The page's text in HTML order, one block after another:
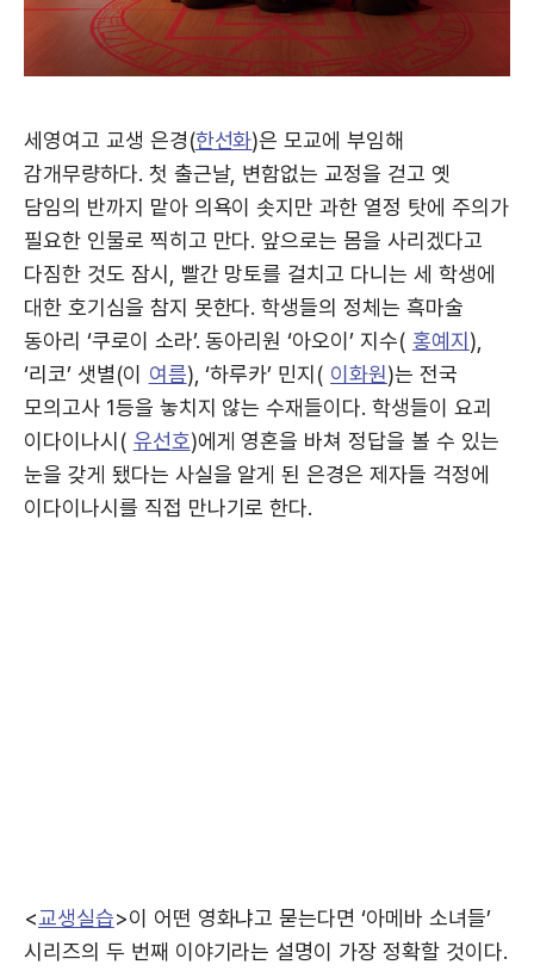
세영여고 교생 은경(한선화)은 모교에 부임해
감개무량하다. 첫 출근날, 변함없는 교정을 걷고 옛
담임의 반까지 맡아 의욕이 솟지만 과한 열정 탓에 주의가
필요한 인물로 찍히고 만다. 앞으로는 몸을 사리겠다고
다짐한 것도 잠시, 빨간 망토를 걸치고 다니는 세 학생에
대한 호기심을 참지 못한다. 학생들의 정체는 흑마술
동아리 ‘쿠로이 소라’. 동아리원 ‘아오이’ 지수( 홍예지 ),
‘리코’ 샛별(이
여름), ‘하루카’ 민지( 이화원)는 전국
모의고사 1등을 놓치지 않는 수재들이다. 학생들이 요괴
이다이나시( 유선호)에게 영혼을 바쳐 정답을 볼 수 있는
눈을 갖게 됐다는 사실을 알게 된 은경은 제자들 걱정에
이다이나시를 직접 만나기로 한다.
<교생실습>이 어떤 영화냐고 묻는다면 ‘아메바 소녀들’
시리즈의 두 번째 이야기라는 설명이 가장 정확할 것이다.